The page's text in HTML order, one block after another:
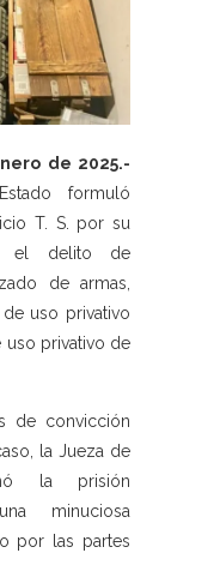
de 2025.-
formuló
T. S. por su
el delito de
de armas,
uso privativo
uso privativo de
de convicción
la Jueza de
la prisión
minuciosa
por las partes